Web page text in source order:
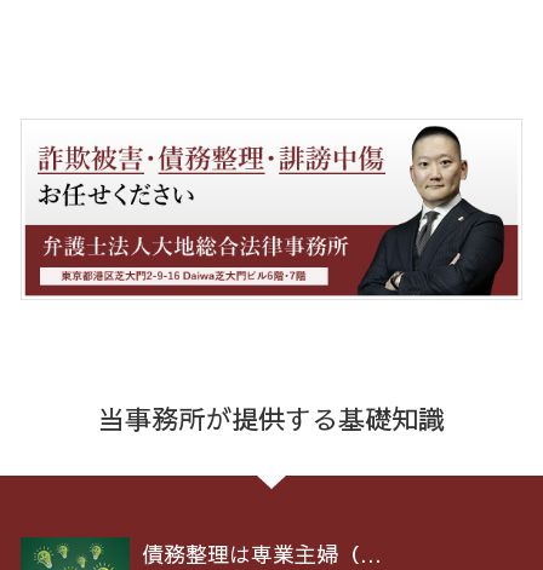
当事務所が提供する基礎知識
債務整理は専業主婦（...